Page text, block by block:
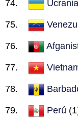
Ucrania
Perú